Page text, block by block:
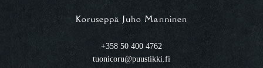
Koruseppä Juho Manninen
+358 50 400 4762
tuonicoru@puustikki.fi